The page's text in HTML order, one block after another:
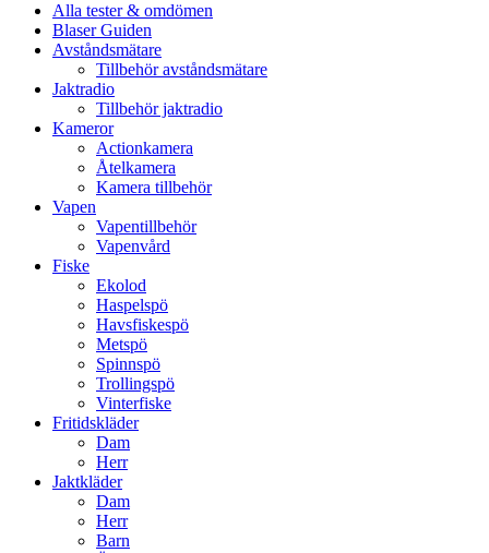
Alla tester & omdömen
Blaser Guiden
Avståndsmätare
Tillbehör avståndsmätare
Jaktradio
Tillbehör jaktradio
Kameror
Actionkamera
Åtelkamera
Kamera tillbehör
Vapen
Vapentillbehör
Vapenvård
Fiske
Ekolod
Haspelspö
Havsfiskespö
Metspö
Spinnspö
Trollingspö
Vinterfiske
Fritidskläder
Dam
Herr
Jaktkläder
Dam
Herr
Barn